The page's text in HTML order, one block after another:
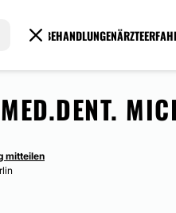
BEHANDLUNGENÄRZTE
mitteilen